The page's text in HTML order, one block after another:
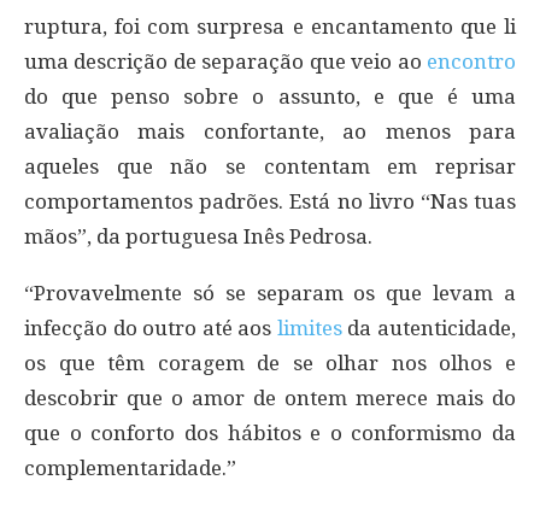
ruptura, foi com surpresa e encantamento que li
uma descrição de separação que veio ao encontro
do que penso sobre o assunto, e que é uma
avaliação mais confortante, ao menos para
aqueles que não se contentam em reprisar
comportamentos padrões. Está no livro “Nas tuas
mãos”, da portuguesa Inês Pedrosa.
“Provavelmente só se separam os que levam a
infecção do outro até aos limitesda autenticidade,
os que têm coragem de se olhar nos olhos e
descobrir que o amor de ontem merece mais do
que o conforto dos hábitos e o conformismo da
complementaridade.”